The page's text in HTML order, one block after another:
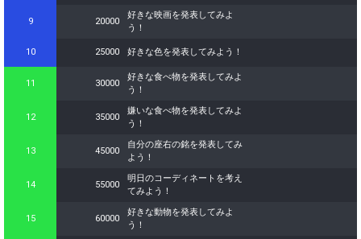
9 20000
好きな映画を発表してみよ
う！
10 25000 好きな色を発表してみよう！
11 30000
好きな食べ物を発表してみよ
う！
12 35000
嫌いな食べ物を発表してみよ
う！
13 45000
自分の座右の銘を発表してみ
よう！
14 55000
明日のコーディネートを考え
てみよう！
15 60000
好きな動物を発表してみよ
う！